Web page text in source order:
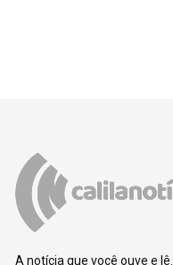
A notícia que você ouve e lê.